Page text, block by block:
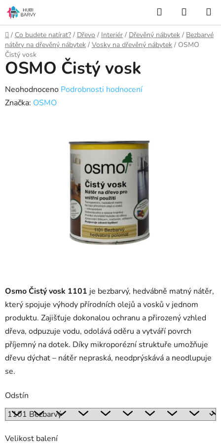
Přejít
na
obsah
Hledat
KOŠÍK
Domů
/ Co budete natírat? / Dřevo / Interiér / Dřevěný nábytek / Bezbarvé
nátěry na dřevěný nábytek / Vosky na dřevěný nábytek / OSMO
Čistý vosk
Osmo Čistý vosk 1101 je bezbarvý, hedvábně matný nátěr,
který spojuje výhody přírodních olejů a vosků v jednom
produktu. Zajišťuje dokonalou ochranu a přirozený vzhled
dřeva, odpuzuje vodu, odolává oděru a vytváří povrch
příjemný na dotek. Díky mikroporézní struktuře umožňuje
dřevu dýchat – nátěr nepraská, neodprýskává a neodlupuje
se.
Odstín
Velikost balení
OSMO Čistý vosk
Průměrné
hodnocení
Neohodnoceno Podrobnosti hodnocení
Značka: OSMO